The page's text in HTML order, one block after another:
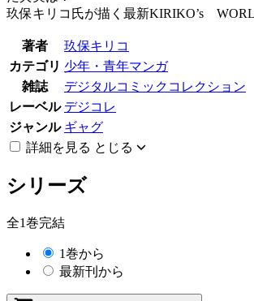
玖保キリコ氏が描く最新KIRIKO’s
著者
玖保キリコ
カテゴリ 少年・青年マンガ
雑誌
デジタルコミックコレクション
レーベル デジコレ
ジャンル ギャグ
詳細を見る とじる
シリーズ
全1巻完結
1巻から
最新刊から